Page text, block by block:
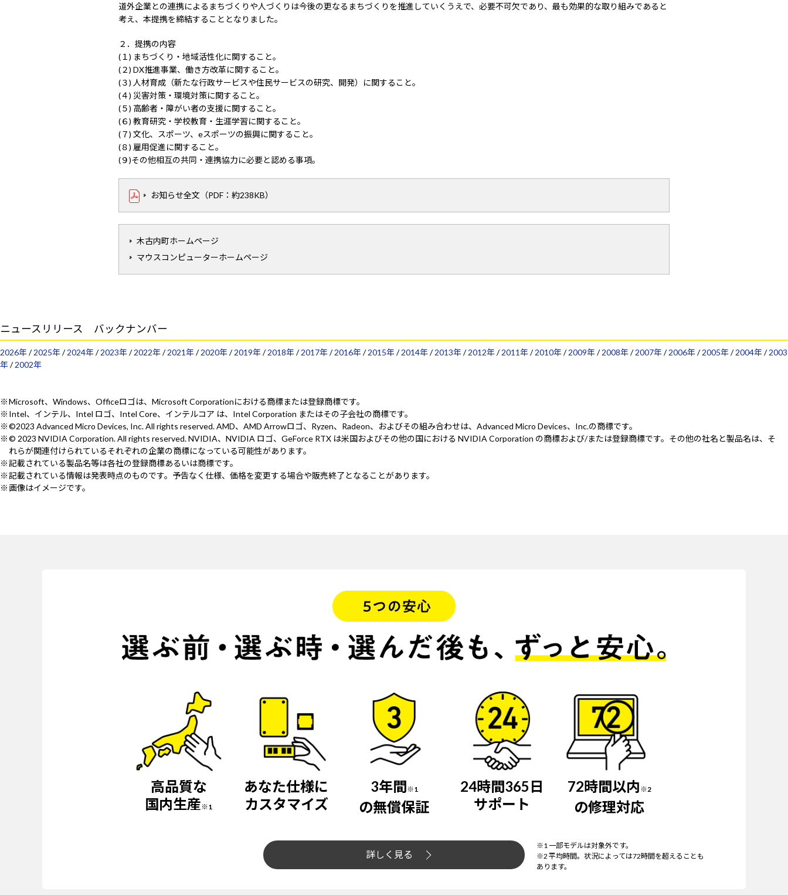
道外企業との連携によるまちづくりや人づくりは今後の更なるまちづくりを推進していくうえで、必要不可欠であり、最も効果的な取り組みであると
考え、本提携を締結することとなりました。
２．提携の内容
(１) まちづくり・地域活性化に関すること。
(２) DX推進事業、働き方改革に関すること。
(３) 人材育成（新たな行政サービスや住民サービスの研究、開発）に関すること。
(４) 災害対策・環境対策に関すること。
(５) 高齢者・障がい者の支援に関すること。
(６) 教育研究・学校教育・生涯学習に関すること。
(７) 文化、スポーツ、eスポーツの振興に関すること。
(８) 雇用促進に関すること。
(９)その他相互の共同・連携協力に必要と認める事項。
お知らせ全文（PDF：約238KB）
木古内町ホームページ
マウスコンピューターホームページ
ニュースリリース バックナンバー
2026年/2025年/2024年/2023年/2022年/2021年/2020年/2019年/2018年/2017年/2016年/2015年/2014年/2013年/2012年/2011年/2010年/2009年/2008年/2007年/2006年/2005年/2004年/2003
年/2002年
Microsoft、Windows、Officeロゴは、Microsoft Corporationにおける商標または登録商標です。
Intel、インテル、Intel ロゴ、Intel Core、インテルコア は、Intel Corporation またはその子会社の商標です。
©2023 Advanced Micro Devices, Inc. All rights reserved. AMD、AMD Arrowロゴ、Ryzen、Radeon、およびその組み合わせは、Advanced Micro Devices、Inc.の商標です。
© 2023 NVIDIA Corporation. All rights reserved. NVIDIA、NVIDIA ロゴ、GeForce RTX は米国およびその他の国における NVIDIA Corporation の商標および/または登録商標です。その他の社名と製品名は、そ
れらが関連付けられているそれぞれの企業の商標になっている可能性があります。
記載されている製品名等は各社の登録商標あるいは商標です。
記載されている情報は発表時点のものです。予告なく仕様、価格を変更する場合や販売終了となることがあります。
画像はイメージです。
高品質な
国内生産※1
あなた仕様に
カスタマイズ
3年間※1
の無償保証
24時間365日
サポート
72時間以内 ※2
の修理対応
詳しく見る
※1 一部モデルは対象外です。
※2 平均時間。状況によっては72時間を超えることも
あります。